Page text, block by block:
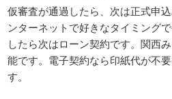
仮審査が通過したら、次は正式申
ンターネットで好きなタイミング
したら次はローン契約です。関西
能です。電子契約なら印紙代が不
す。